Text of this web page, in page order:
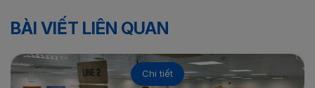
BÀI VIẾT LIÊN QUAN
Chi tiết